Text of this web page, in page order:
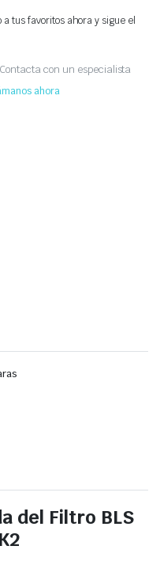
a tus favoritos ahora y sigue el
con un especialista
ahora
del Filtro BLS